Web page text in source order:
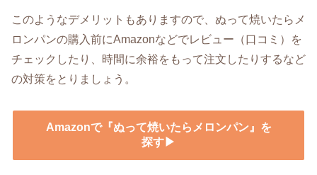
このようなデメリットもありますので、ぬって焼いたらメ
ロンパンの購入前にAmazonなどでレビュー（口コミ）を
チェックしたり、時間に余裕をもって注文したりするなど
の対策をとりましょう。
Amazonで『ぬって焼いたらメロンパン』を
探す▶